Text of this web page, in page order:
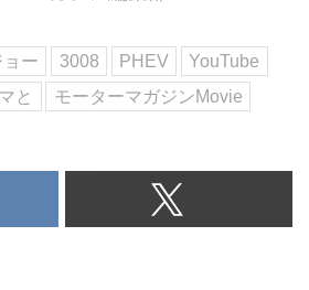
ー 3008 PHEV
YouTube
と
モーターマガジンMovie